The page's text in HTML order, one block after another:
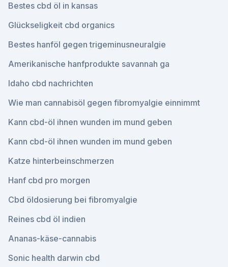
Bestes cbd öl in kansas
Glückseligkeit cbd organics
Bestes hanföl gegen trigeminusneuralgie
Amerikanische hanfprodukte savannah ga
Idaho cbd nachrichten
Wie man cannabisöl gegen fibromyalgie einnimmt
Kann cbd-öl ihnen wunden im mund geben
Kann cbd-öl ihnen wunden im mund geben
Katze hinterbeinschmerzen
Hanf cbd pro morgen
Cbd öldosierung bei fibromyalgie
Reines cbd öl indien
Ananas-käse-cannabis
Sonic health darwin cbd